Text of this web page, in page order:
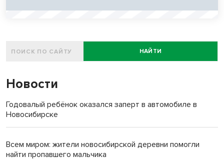
НАЙТИ
Новости
Годовалый ребёнок оказался заперт в автомобиле в
Новосибирске
Всем миром: жители новосибирской деревни помогли
найти пропавшего мальчика